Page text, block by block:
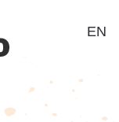
EN